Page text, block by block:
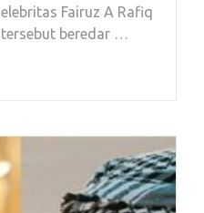
Fairuz A Rafiq
tersebut beredar …